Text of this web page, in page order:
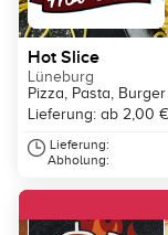
Hot Slice
Lüneburg
Pizza, Pasta,
Lieferung: ab 2,00 €
Lieferung:
Abholung: